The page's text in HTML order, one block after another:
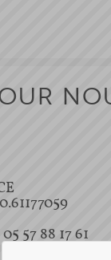
57 88 17 61